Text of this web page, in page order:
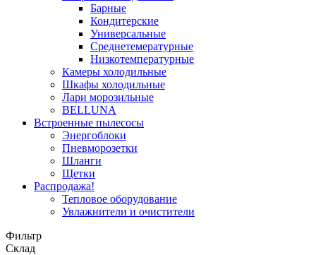
Барные
Кондитерские
Универсальные
Среднетемературные
Низкотемпературные
Камеры холодильные
Шкафы холодильные
Лари морозильные
BELLUNA
Встроенные пылесосы
Энергоблоки
Пневморозетки
Шланги
Щетки
Распродажа!
Тепловое оборудование
Увлажнители и очистители
Фильтр
Склад